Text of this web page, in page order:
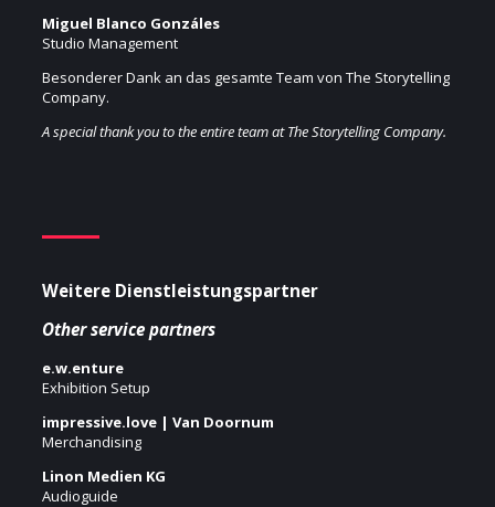
Miguel Blanco Gonzáles
Studio Management
Besonderer Dank an das gesamte Team von The Storytelling
Company.
A special thank you to the entire team at The Storytelling Company.
Weitere Dienstleistungspartner
Other service partners
e.w.enture
Exhibition Setup
impressive.love | Van Doornum
Merchandising
Linon Medien KG
Audioguide